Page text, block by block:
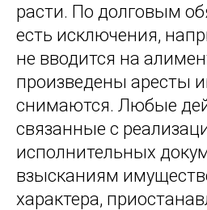
расти. По долговым
есть исключения,
не вводится на
произведены аресты
снимаются. Любые
связанные с
исполнительных
взысканиям
характера,